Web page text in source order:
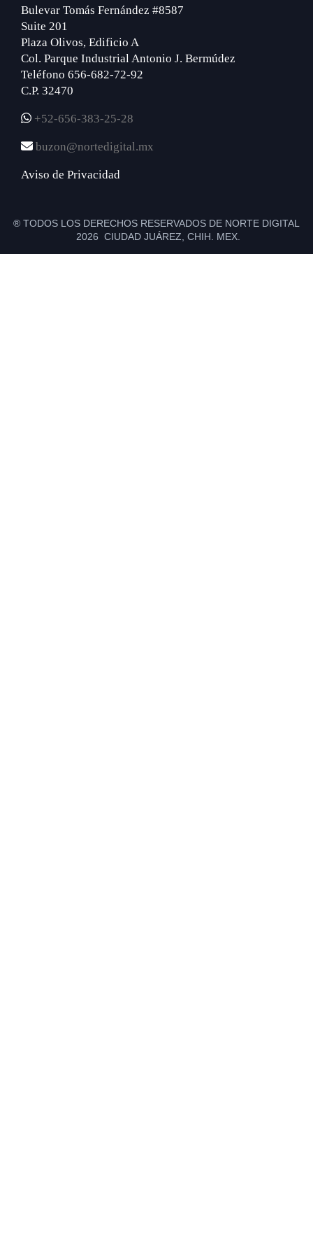
Bulevar Tomás Fernández #8587
Suite 201
Plaza Olivos, Edificio A
Col. Parque Industrial Antonio J. Bermúdez
Teléfono 656-682-72-92
C.P. 32470
+52-656-383-25-28
buzon@nortedigital.mx
Aviso de Privacidad
® TODOS LOS DERECHOS RESERVADOS DE NORTE DIGITAL
2026 CIUDAD JUÁREZ, CHIH. MEX.